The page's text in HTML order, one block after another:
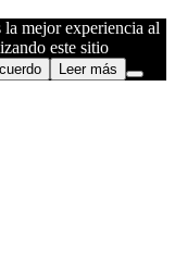
mejor experiencia al
este sitio
Leer más